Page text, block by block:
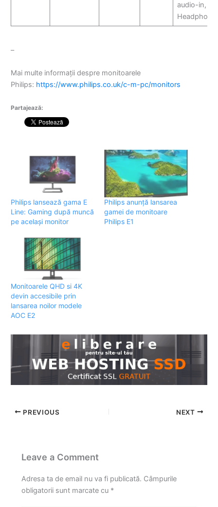
audio-in,
Headphone
–
Mai multe informații despre monitoarele
Philips: https://www.philips.co.uk/c-m-pc/monitors
Partajează:
Philips lansează gama E
Line: Gaming după muncă
pe același monitor
Philips anunță lansarea
gamei de monitoare
Philips E1
Monitoarele QHD si 4K
devin accesibile prin
lansarea noilor modele
AOC E2
PREVIOUS NEXT
Leave a Comment
Adresa ta de email nu va fi publicată. Câmpurile
obligatorii sunt marcate cu *